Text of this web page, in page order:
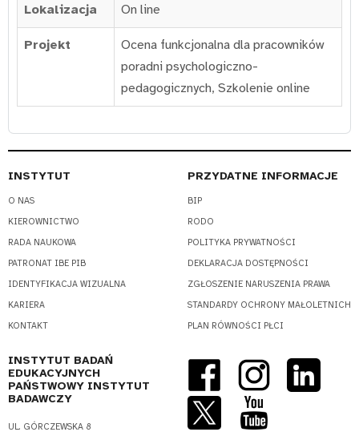
Lokalizacja On line
Projekt
Ocena funkcjonalna dla pracowników
poradni psychologiczno-
pedagogicznych, Szkolenie online
INSTYTUT
O NAS
KIEROWNICTWO
RADA NAUKOWA
PATRONAT IBE PIB
IDENTYFIKACJA WIZUALNA
KARIERA
KONTAKT
PRZYDATNE INFORMACJE
BIP
RODO
POLITYKA PRYWATNOŚCI
DEKLARACJA DOSTĘPNOŚCI
ZGŁOSZENIE NARUSZENIA PRAWA
STANDARDY OCHRONY MAŁOLETNICH
PLAN RÓWNOŚCI PŁCI
INSTYTUT BADAŃ
EDUKACYJNYCH
PAŃSTWOWY INSTYTUT
BADAWCZY
UL. GÓRCZEWSKA 8